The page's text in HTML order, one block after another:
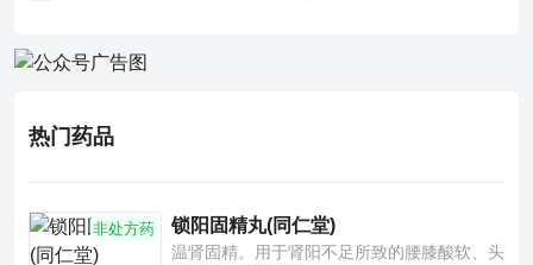
热门药品
非处方药 锁阳固精丸(同仁堂)
温肾固精。用于肾阳不足所致的腰膝酸软、头